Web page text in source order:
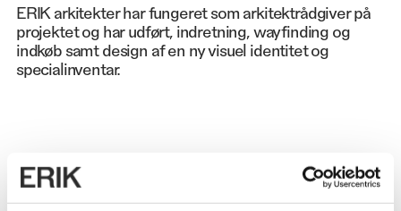
ERIK arkitekter har fungeret som arkitektrådgiver på
projektet og har udført, indretning, wayfinding og
indkøb samt design af en ny visuel identitet og
specialinventar.